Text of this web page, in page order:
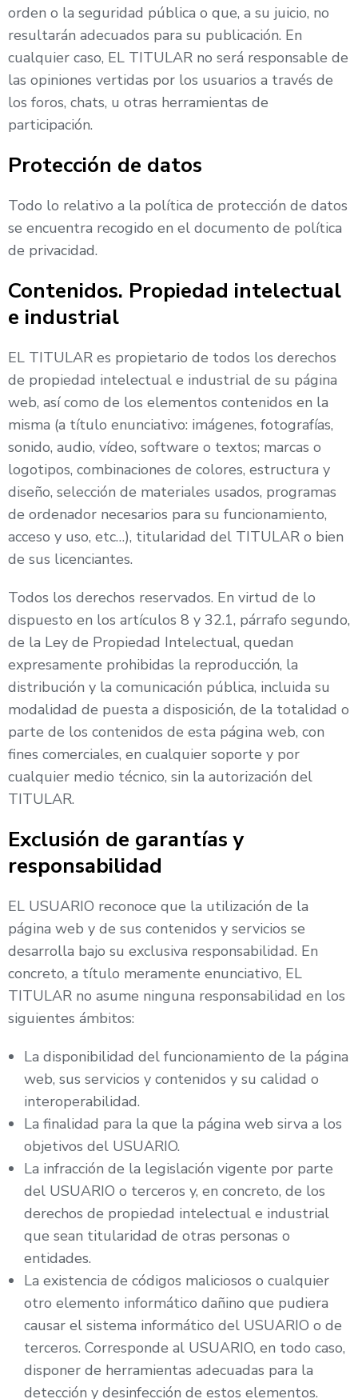
orden o la seguridad pública o que, a su juicio, no
resultarán adecuados para su publicación. En
cualquier caso, EL TITULAR no será responsable de
las opiniones vertidas por los usuarios a través de
los foros, chats, u otras herramientas de
participación.
Protección de datos
Todo lo relativo a la política de protección de datos
se encuentra recogido en el documento de política
de privacidad.
Contenidos. Propiedad intelectual
e industrial
EL TITULAR es propietario de todos los derechos
de propiedad intelectual e industrial de su página
web, así como de los elementos contenidos en la
misma (a título enunciativo: imágenes, fotografías,
sonido, audio, vídeo, software o textos; marcas o
logotipos, combinaciones de colores, estructura y
diseño, selección de materiales usados, programas
de ordenador necesarios para su funcionamiento,
acceso y uso, etc…), titularidad del TITULAR o bien
de sus licenciantes.
Todos los derechos reservados. En virtud de lo
dispuesto en los artículos 8 y 32.1, párrafo segundo,
de la Ley de Propiedad Intelectual, quedan
expresamente prohibidas la reproducción, la
distribución y la comunicación pública, incluida su
modalidad de puesta a disposición, de la totalidad o
parte de los contenidos de esta página web, con
fines comerciales, en cualquier soporte y por
cualquier medio técnico, sin la autorización del
TITULAR.
Exclusión de garantías y
responsabilidad
EL USUARIO reconoce que la utilización de la
página web y de sus contenidos y servicios se
desarrolla bajo su exclusiva responsabilidad. En
concreto, a título meramente enunciativo, EL
TITULAR no asume ninguna responsabilidad en los
siguientes ámbitos:
La disponibilidad del funcionamiento de la página
web, sus servicios y contenidos y su calidad o
interoperabilidad.
La finalidad para la que la página web sirva a los
objetivos del USUARIO.
La infracción de la legislación vigente por parte
del USUARIO o terceros y, en concreto, de los
derechos de propiedad intelectual e industrial
que sean titularidad de otras personas o
entidades.
La existencia de códigos maliciosos o cualquier
otro elemento informático dañino que pudiera
causar el sistema informático del USUARIO o de
terceros. Corresponde al USUARIO, en todo caso,
disponer de herramientas adecuadas para la
detección y desinfección de estos elementos.